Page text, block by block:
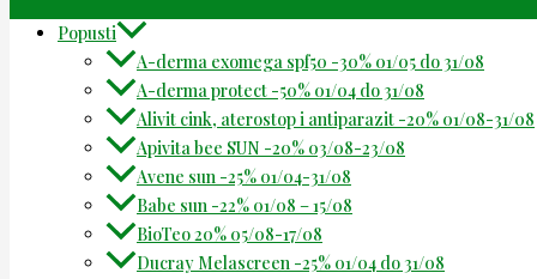
Popusti
A-derma exomega spf50 -30% 01/05 do 31/08
A-derma protect -50% 01/04 do 31/08
Alivit cink, aterostop i antiparazit -20% 01/08-31/08
Apivita bee SUN -20% 03/08-23/08
Avene sun -25% 01/04-31/08
Babe sun -22% 01/08 – 15/08
BioTeo 20% 05/08-17/08
Ducray Melascreen -25% 01/04 do 31/08